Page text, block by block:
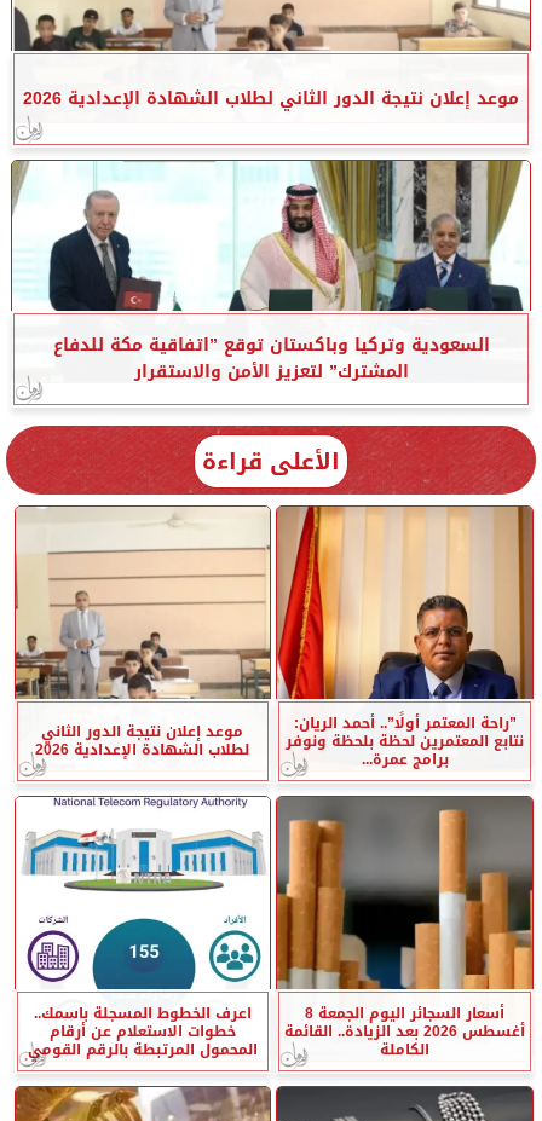
موعد إعلان نتيجة الدور الثاني لطلاب الشهادة الإعدادية 2026
السعودية وتركيا وباكستان توقع ”اتفاقية مكة للدفاع
المشترك” لتعزيز الأمن والاستقرار
الأعلى قراءة
”راحة المعتمر أولًا”.. أحمد الريان:
نتابع المعتمرين لحظة بلحظة ونوفر
برامج عمرة...
موعد إعلان نتيجة الدور الثاني
لطلاب الشهادة الإعدادية 2026
أسعار السجائر اليوم الجمعة 8
أغسطس 2026 بعد الزيادة.. القائمة
الكاملة
اعرف الخطوط المسجلة باسمك..
خطوات الاستعلام عن أرقام
المحمول المرتبطة بالرقم القومي